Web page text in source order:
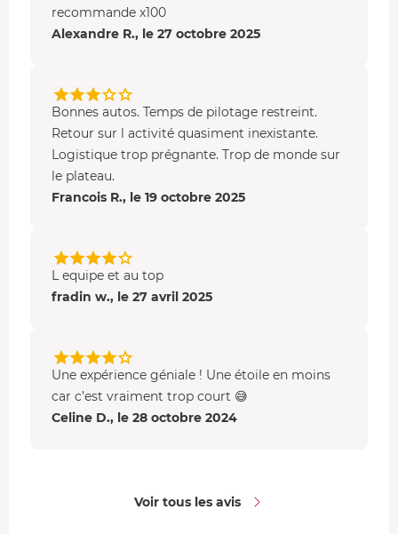
recommande x100
Alexandre R., le 27 octobre 2025
Bonnes autos. Temps de pilotage restreint.
Retour sur l activité quasiment inexistante.
Logistique trop prégnante. Trop de monde sur
le plateau.
Francois R., le 19 octobre 2025
L equipe et au top
fradin w., le 27 avril 2025
Une expérience géniale ! Une étoile en moins
car c’est vraiment trop court 😅
Celine D., le 28 octobre 2024
Voir tous les avis